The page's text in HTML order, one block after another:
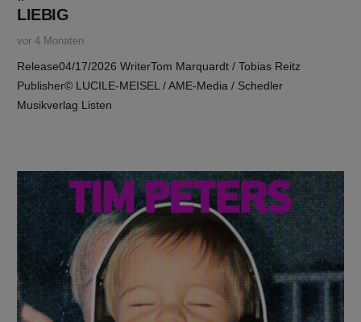
LIEBIG
vor 4 Monaten
Release04/17/2026 WriterTom Marquardt / Tobias Reitz
Publisher© LUCILE-MEISEL / AME-Media / Schedler
Musikverlag Listen